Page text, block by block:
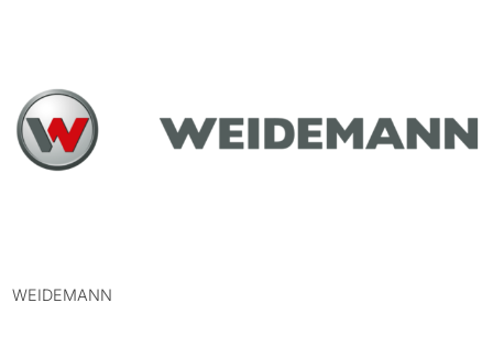
WEIDEMANN